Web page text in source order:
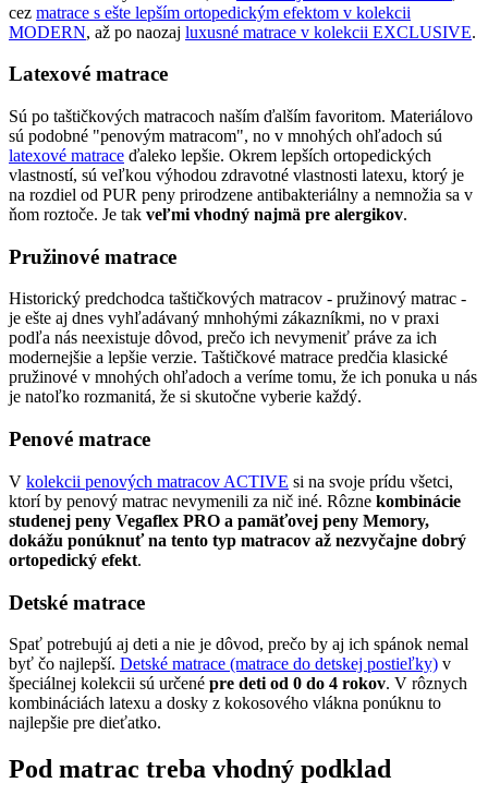
cez matrace s ešte lepším ortopedickým efektom v kolekcii
MODERN, až po naozaj luxusné matrace v kolekcii EXCLUSIVE.
Latexové matrace
Sú po taštičkových matracoch naším ďalším favoritom. Materiálovo
sú podobné "penovým matracom", no v mnohých ohľadoch sú
latexové matrace ďaleko lepšie. Okrem lepších ortopedických
vlastností, sú veľkou výhodou zdravotné vlastnosti latexu, ktorý je
na rozdiel od PUR peny prirodzene antibakteriálny a nemnožia sa v
ňom roztoče. Je tak veľmi vhodný najmä pre alergikov.
Pružinové matrace
Historický predchodca taštičkových matracov - pružinový matrac -
je ešte aj dnes vyhľadávaný mnhohými zákazníkmi, no v praxi
podľa nás neexistuje dôvod, prečo ich nevymeniť práve za ich
modernejšie a lepšie verzie. Taštičkové matrace predčia klasické
pružinové v mnohých ohľadoch a veríme tomu, že ich ponuka u nás
je natoľko rozmanitá, že si skutočne vyberie každý.
Penové matrace
V kolekcii penových matracov ACTIVE si na svoje prídu všetci,
ktorí by penový matrac nevymenili za nič iné. Rôzne kombinácie
studenej peny Vegaflex PRO a pamäťovej peny Memory,
dokážu ponúknuť na tento typ matracov až nezvyčajne dobrý
ortopedický efekt.
Detské matrace
Spať potrebujú aj deti a nie je dôvod, prečo by aj ich spánok nemal
byť čo najlepší. Detské matrace (matrace do detskej postieľky) v
špeciálnej kolekcii sú určené pre deti od 0 do 4 rokov. V rôznych
kombináciách latexu a dosky z kokosového vlákna ponúknu to
najlepšie pre dieťatko.
Pod matrac treba vhodný podklad